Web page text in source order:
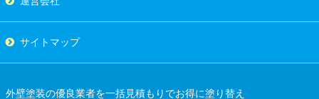
サイトマップ
外壁塗装の優良業者を一括見積もりでお得に塗り替え